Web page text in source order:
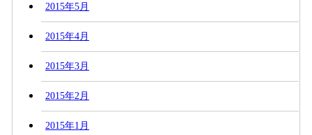
2015年5月
2015年4月
2015年3月
2015年2月
2015年1月